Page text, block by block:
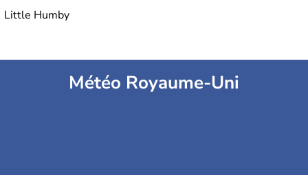
Little Humby
Météo Royaume-Uni